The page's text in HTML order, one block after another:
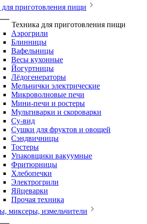
для приготовления пищи
Техника для приготовления пищи
Аэрогрили
Блинницы
Вафельницы
Весы кухонные
Йогуртницы
Лёдогенераторы
Мельнички электрические
Микроволновые печи
Мини-печи и ростеры
Мультиварки и скороварки
Су-вид
Сушки для фруктов и овощей
Сэндвичницы
Тостеры
Упаковщики вакуумные
Фритюрницы
Хлебопечки
Электрогрили
Яйцеварки
Прочая техника
миксеры, измельчители